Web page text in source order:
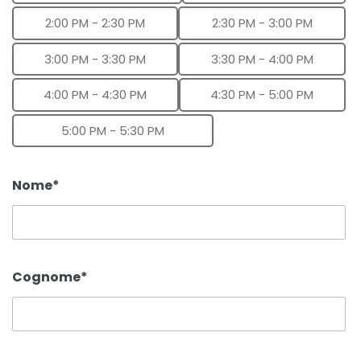
2:00 PM - 2:30 PM 2:30 PM - 3:00 PM
3:00 PM - 3:30 PM 3:30 PM - 4:00 PM
4:00 PM - 4:30 PM 4:30 PM - 5:00 PM
5:00 PM - 5:30 PM
Nome*
Cognome*